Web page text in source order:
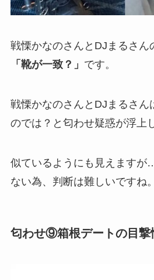
戦慄かなのさんとDJまるさん
「靴が一致？」 です。
戦慄かなのさんとDJまるさん
のでは？と匂わせ疑惑が浮上
似ているようにも見えますが
ない為、判断は難しいですね。
匂わせ⑨箱根デートの目撃